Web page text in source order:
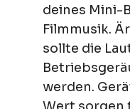
deines Mini-
Filmmusik.
sollte die
werden.